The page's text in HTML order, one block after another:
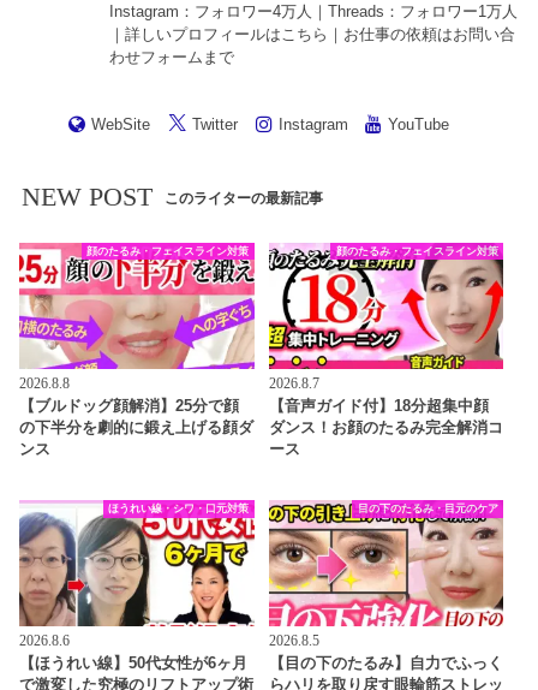
Instagram ：フォロワー4万人｜Threads ：フォロワー1万人
｜詳しいプロフィールは こちら ｜お仕事の依頼はお問い合
わせフォーム まで
WebSite Twitter Instagram YouTube
NEW POST このライターの最新記事
顔のたるみ・フェイスライン対策
2026.8.8
【ブルドッグ顔解消】25分で顔
の下半分を劇的に鍛え上げる顔ダ
ンス
顔のたるみ・フェイスライン対策
2026.8.7
【音声ガイド付】18分超集中顔
ダンス！お顔のたるみ完全解消コ
ース
ほうれい線・シワ・口元対策
2026.8.6
【ほうれい線】50代女性が6ヶ月
で激変した究極のリフトアップ術
目の下のたるみ・目元のケア
2026.8.5
【目の下のたるみ】自力でふっく
らハリを取り戻す眼輪筋ストレッ